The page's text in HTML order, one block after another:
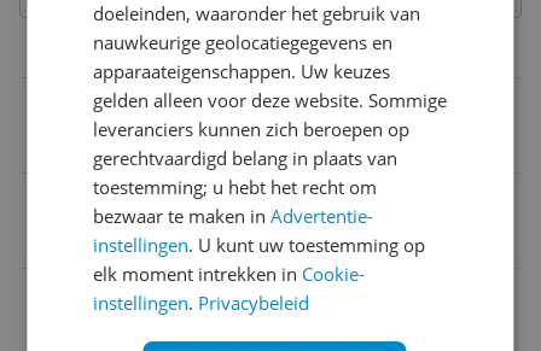
Productinformatie
Ingrediënten
Sesamum Indicum (Sesam) zaadolie
Alcoholvrij
Substantie
doeleinden, waaronder het gebruik van
nauwkeurige geolocatiegegevens en
apparaateigenschappen. Uw keuzes
gelden alleen voor deze website. Sommige
leveranciers kunnen zich beroepen op
gerechtvaardigd belang in plaats van
toestemming; u hebt het recht om
bezwaar te maken inAdvertentie-
instellingen. U kunt uw toestemming op
elk moment intrekken in Cookie-
instellingen. Privacybeleid